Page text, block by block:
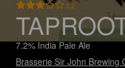
3.2
7.2% India Pale Ale
Brasserie Sir John Brewing